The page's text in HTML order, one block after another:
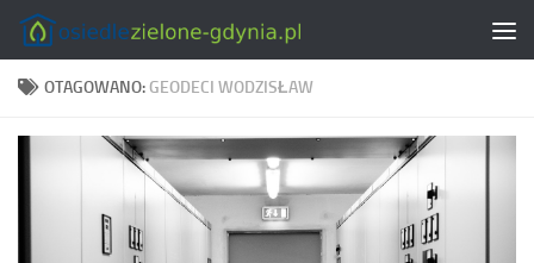
Skip to content
OTAGOWANO: GEODECI WODZISŁAW